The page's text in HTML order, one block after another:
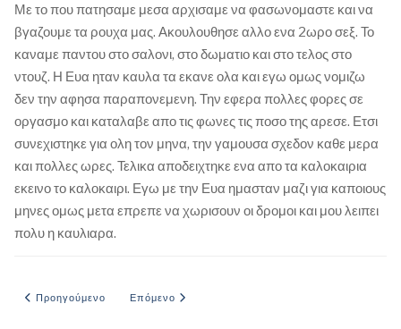
Με το που πατησαμε μεσα αρχισαμε να φασωνομαστε και να
βγαζουμε τα ρουχα μας. Ακουλουθησε αλλο ενα 2ωρο σεξ. Το
καναμε παντου στο σαλονι, στο δωματιο και στο τελος στο
ντουζ. Η Ευα ηταν καυλα τα εκανε ολα και εγω ομως νομιζω
δεν την αφησα παραπονεμενη. Την εφερα πολλες φορες σε
οργασμο και καταλαβε απο τις φωνες τις ποσο της αρεσε. Ετσι
συνεχιστηκε για ολη τον μηνα, την γαμουσα σχεδον καθε μερα
και πολλες ωρες. Τελικα αποδειχτηκε ενα απο τα καλοκαιρια
εκεινο το καλοκαιρι. Εγω με την Ευα ημασταν μαζι για καποιους
μηνες ομως μετα επρεπε να χωρισουν οι δρομοι και μου λειπει
πολυ η καυλιαρα.
Προηγούμενο άρθρο: Εμπειρία με παντρεμένη που με έκανε άλογο
Προηγούμενο Επόμενο άρθρο: Χωρίς εσώρουχο
Επόμενο